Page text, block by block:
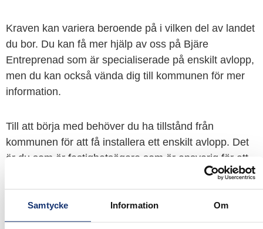
Samtycke Information Om
Kraven kan variera beroende på i vilken del av landet
du bor. Du kan få mer hjälp av oss på Bjäre
Entreprenad som är specialiserade på enskilt avlopp,
men du kan också vända dig till kommunen för mer
information.
Till att börja med behöver du ha tillstånd från
kommunen för att få installera ett enskilt avlopp. Det
är du som är fastighetsägare som är ansvarig för att
tillstånd finns och att installationen sker enligt de
riktlinjer som gäller, även om du anlitar ett företag för
installationen. Därför är det viktigt att du anlitar ett
professionellt markföretag som vet hur ett enskilt